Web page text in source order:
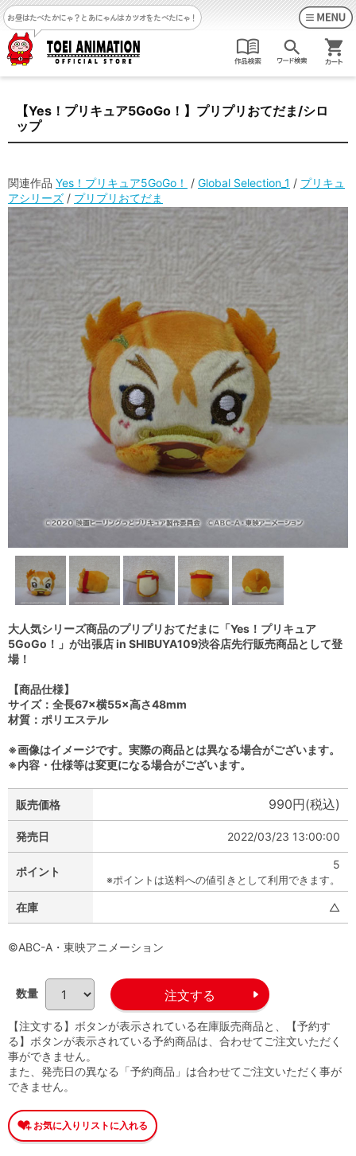
お昼はたべたかにゃ？ とあにゃんはカツオをたべたにゃ！
【Yes！プリキュア5GoGo！】プリプリおてだま/シロ
ップ
関連作品 Yes！プリキュア5GoGo！ / Global Selection_1 / プリキュ
アシリーズ / プリプリおてだま
大人気シリーズ商品のプリプリおてだまに「Yes！プリキュア
5GoGo！」が出張店 in SHIBUYA109渋谷店先行販売商品として登
場！
【商品仕様】
サイズ：全長67×横55×高さ48mm
材質：ポリエステル
※画像はイメージです。実際の商品とは異なる場合がございます。
※内容・仕様等は変更になる場合がございます。
販売価格 990円(税込)
発売日 2022/03/23 13:00:00
ポイント
5
※ポイントは送料への値引きとして利用できます。
在庫 △
©ABC-A・東映アニメーション
数量
【注文する】ボタンが表示されている在庫販売商品と、【予約す
る】ボタンが表示されている予約商品は、合わせてご注文いただく
事ができません。
また、発売日の異なる「予約商品」は合わせてご注文いただく事が
できません。